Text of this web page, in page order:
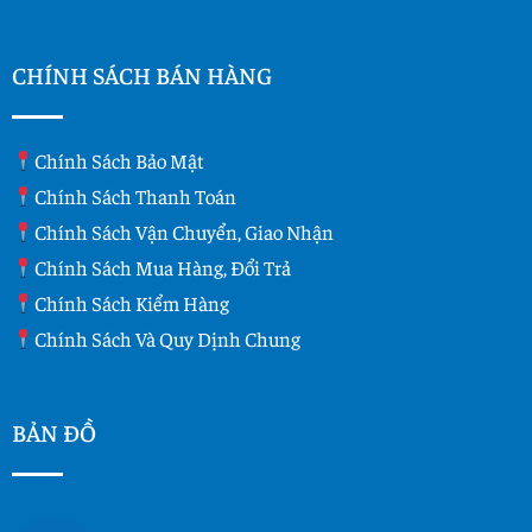
CHÍNH SÁCH BÁN HÀNG
Chính Sách Bảo Mật
Chính Sách Thanh Toán
Chính Sách Vận Chuyển, Giao Nhận
Chính Sách Mua Hàng, Đổi Trả
Chính Sách Kiểm Hàng
Chính Sách Và Quy Dịnh Chung
BẢN ĐỒ